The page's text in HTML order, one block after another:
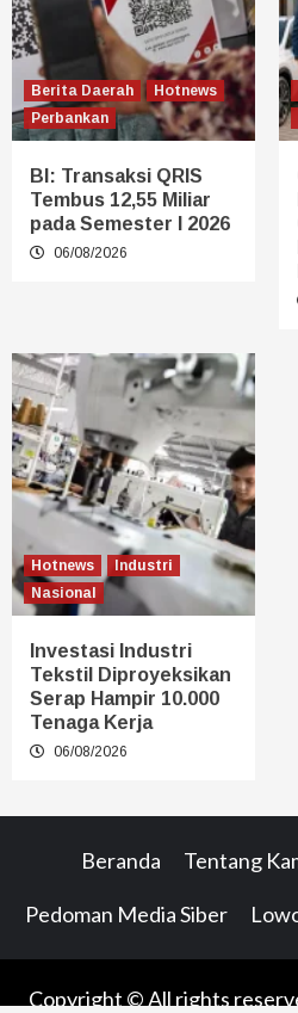
Berita Daerah
Hotnews
Perbankan
BI: Transaksi QRIS
Tembus 12,55 Miliar
pada Semester I 2026
06/08/2026
Hotnews
Industri
Nasional
Investasi Industri
Tekstil Diproyeksikan
Serap Hampir 10.000
Tenaga Kerja
06/08/2026
Beranda Tentang
Pedoman Media Siber
Copyright © All rights